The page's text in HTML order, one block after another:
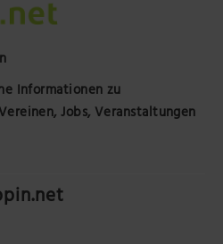
Informationen zu
Jobs, Veranstaltungen